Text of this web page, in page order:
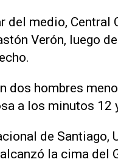
del medio, Central
Verón, luego
dos hombres
a los minutos 12
de Santiago,
la cima del